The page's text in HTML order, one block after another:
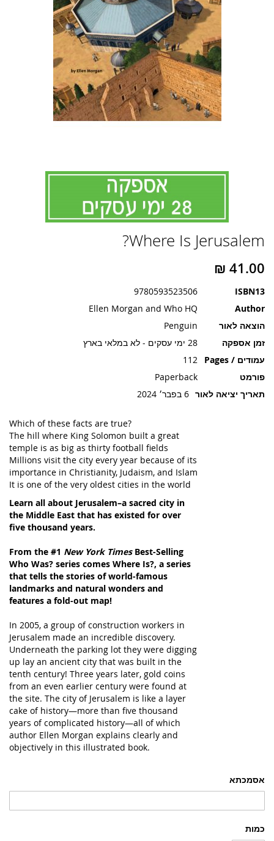
אסמכתא
כמות
Where Is Jerusalem?
ISBN13
9780593523506
Author
Ellen Morgan and Who HQ
הוצאה לאור
Penguin
זמן אספקה
28 ימי עסקים - לא במלאי בארץ
עמודים / Pages
112
פורמט
Paperback
תאריך יציאה לאור 6 בפבר׳ 2024
Which of these facts are true?
The hill where King Solomon built a great
temple is as big as thirty football fields
Millions visit the city every year because of its
importance in Christianity, Judaism, and Islam
It is one of the very oldest cities in the world
Learn all about Jerusalem–a sacred city in
the Middle East that has existed for over
five thousand years.
From the #1 New York TimesBest-Selling
Who Was? series comes Where Is?, a series
that tells the stories of world-famous
landmarks and natural wonders and
features a fold-out map!
In 2005, a group of construction workers in
Jerusalem made an incredible discovery.
Underneath the parking lot they were digging
up lay an ancient city that was built in the
tenth century! Three years later, gold coins
from an even earlier century were found at
the site. The city of Jerusalem is like a layer
cake of history—more than five thousand
years of complicated history—all of which
author Ellen Morgan explains clearly and
objectively in this illustrated book.
להתחלה
גלריית
תמונות